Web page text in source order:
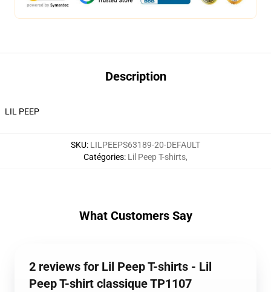
Description
LIL PEEP
SKU: LILPEEPS63189-20-DEFAULT
Catégories: Lil Peep T-shirts,
What Customers Say
2 reviews for Lil Peep T-shirts - Lil
Peep T-shirt classique TP1107